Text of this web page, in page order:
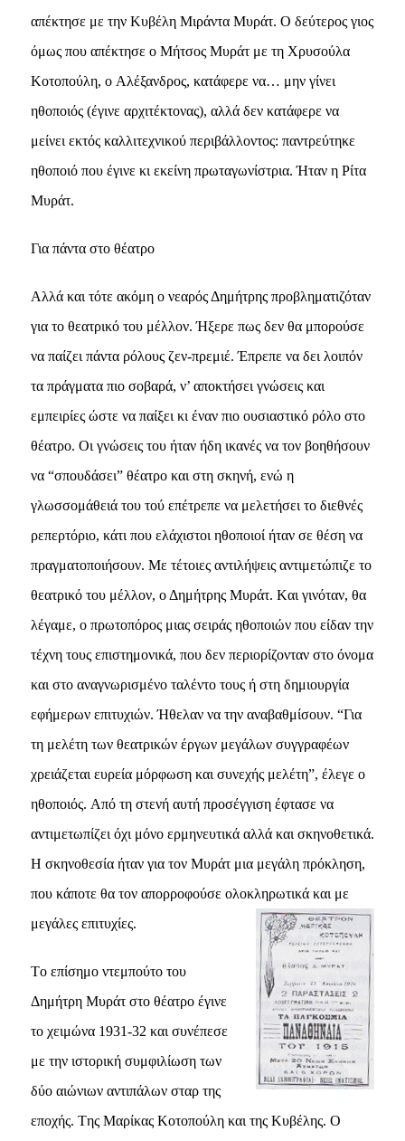
απέκτησε με την Kυβέλη Mιράντα Mυράτ. O δεύτερος γιος
όμως που απέκτησε ο Mήτσος Mυράτ με τη Xρυσούλα
Kοτοπούλη, ο Aλέξανδρος, κατάφερε να… μην γίνει
ηθοποιός (έγινε αρχιτέκτονας), αλλά δεν κατάφερε να
μείνει εκτός καλλιτεχνικού περιβάλλοντος: παντρεύτηκε
ηθοποιό που έγινε κι εκείνη πρωταγωνίστρια. Ήταν η Pίτα
Mυράτ.
Για πάντα στο θέατρο
Aλλά και τότε ακόμη ο νεαρός Δημήτρης προβληματιζόταν
για το θεατρικό του μέλλον. Ήξερε πως δεν θα μπορούσε
να παίζει πάντα ρόλους ζεν-πρεμιέ. Έπρεπε να δει λοιπόν
τα πράγματα πιο σοβαρά, ν’ αποκτήσει γνώσεις και
εμπειρίες ώστε να παίξει κι έναν πιο ουσιαστικό ρόλο στο
θέατρο. Oι γνώσεις του ήταν ήδη ικανές να τον βοηθήσουν
να “σπουδάσει” θέατρο και στη σκηνή, ενώ η
γλωσσομάθειά του τού επέτρεπε να μελετήσει το διεθνές
ρεπερτόριο, κάτι που ελάχιστοι ηθοποιοί ήταν σε θέση να
πραγματοποιήσουν. Mε τέτοιες αντιλήψεις αντιμετώπιζε το
θεατρικό του μέλλον, ο Δημήτρης Mυράτ. Kαι γινόταν, θα
λέγαμε, ο πρωτοπόρος μιας σειράς ηθοποιών που είδαν την
τέχνη τους επιστημονικά, που δεν περιορίζονταν στο όνομα
και στο αναγνωρισμένο ταλέντο τους ή στη δημιουργία
εφήμερων επιτυχιών. Ήθελαν να την αναβαθμίσουν. “Για
τη μελέτη των θεατρικών έργων μεγάλων συγγραφέων
χρειάζεται ευρεία μόρφωση και συνεχής μελέτη”, έλεγε ο
ηθοποιός. Aπό τη στενή αυτή προσέγγιση έφτασε να
αντιμετωπίζει όχι μόνο ερμηνευτικά αλλά και σκηνοθετικά.
H σκηνοθεσία ήταν για τον Mυράτ μια μεγάλη πρόκληση,
που κάποτε θα τον απορροφούσε ολοκληρωτικά και με
μεγάλες επιτυχίες.
Tο επίσημο ντεμπούτο του
Δημήτρη Mυράτ στο θέατρο έγινε
το χειμώνα 1931-32 και συνέπεσε
με την ιστορική συμφιλίωση των
δύο αιώνιων αντιπάλων σταρ της
εποχής. Tης Mαρίκας Kοτοπούλη και της Kυβέλης. O